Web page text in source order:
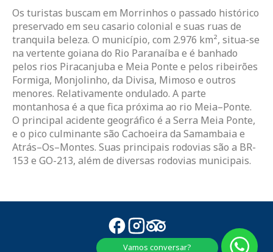
Os turistas buscam em Morrinhos o passado histórico
preservado em seu casario colonial e suas ruas de
tranquila beleza. O município, com 2.976 km², situa-se
na vertente goiana do Rio Paranaíba e é banhado
pelos rios Piracanjuba e Meia Ponte e pelos ribeirões
Formiga, Monjolinho, da Divisa, Mimoso e outros
menores. Relativamente ondulado. A parte
montanhosa é a que fica próxima ao rio Meia–Ponte.
O principal acidente geográfico é a Serra Meia Ponte,
e o pico culminante são Cachoeira da Samambaia e
Atrás–Os–Montes. Suas principais rodovias são a BR-
153 e GO-213, além de diversas rodovias municipais.
Vamos conversar?